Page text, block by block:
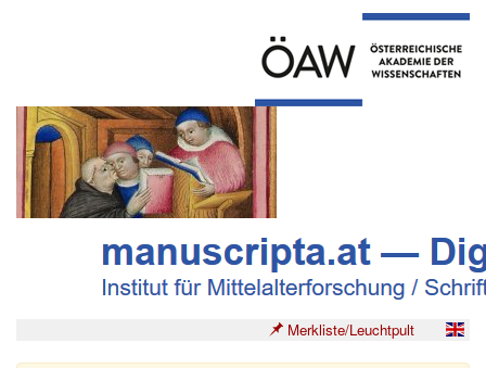
Merkliste/Leuchtpult